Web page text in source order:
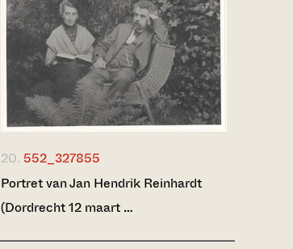
20. 552_327855
Portret van Jan Hendrik Reinhardt
(Dordrecht 12 maart …